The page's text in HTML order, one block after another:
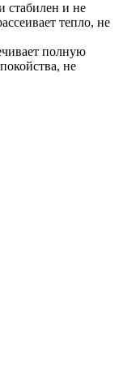
стабилен и не
тепло, не
полную
не